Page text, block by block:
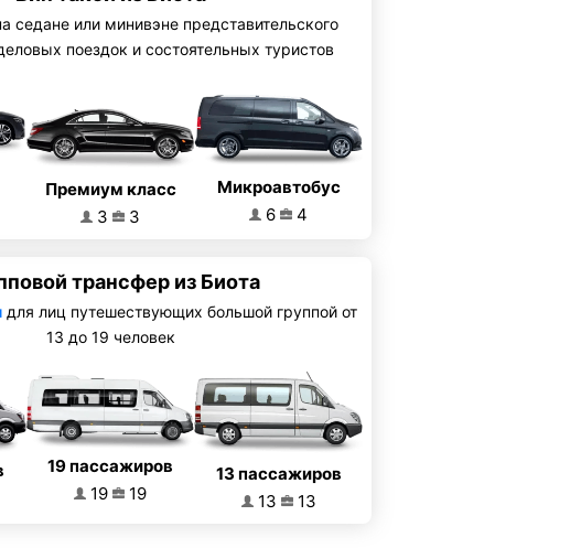
седане или минивэне представительского
поездок и состоятельных туристов
Премиум класс
3
3
Микроавтобус
6
4
трансфер из Биота
для лиц путешествующих большой группой от
13 до 19 человек
19 пассажиров
19
19
13 пассажиров
13
13